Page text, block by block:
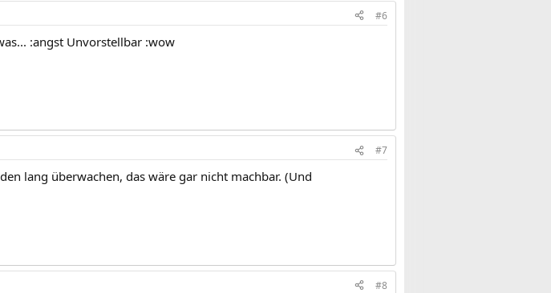
#6
:angst Unvorstellbar :wow
#7
lang überwachen, das wäre gar nicht machbar. (Und
#8